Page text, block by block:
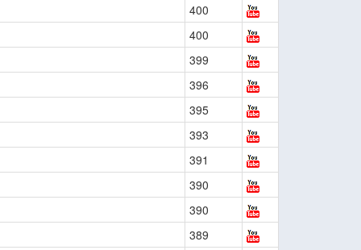
400
400
399
396
395
393
391
390
390
389